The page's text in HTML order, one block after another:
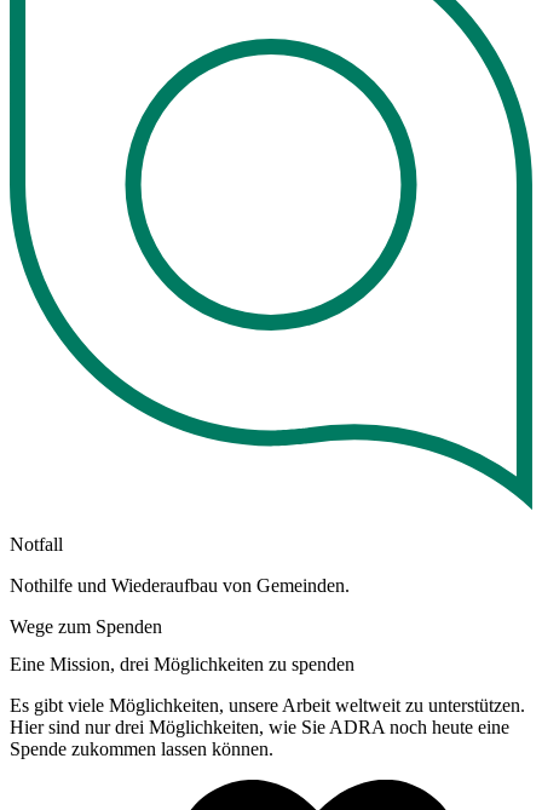
Notfall
Nothilfe und Wiederaufbau von Gemeinden.
Wege zum Spenden
Eine Mission, drei Möglichkeiten zu spenden
Es gibt viele Möglichkeiten, unsere Arbeit weltweit zu unterstützen.
Hier sind nur drei Möglichkeiten, wie Sie ADRA noch heute eine
Spende zukommen lassen können.